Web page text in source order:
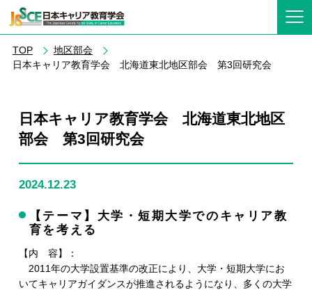
TOP
地区部会
日本キャリア教育学会 北海道東北地区部会 第3回研究会
日本キャリア教育学会 北海道東北地区
部会 第3回研究会
2024.12.23
【テーマ】大学・短期大学でのキャリア教
育を考える
【内 容】：
2011年の大学設置基準の改正により、大学・短期大学にお
いてキャリアガイダンスが推進されるようになり、多くの大学